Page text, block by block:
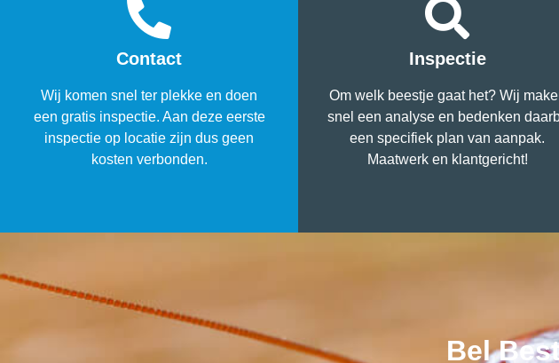
Contact
Wij komen snel ter plekke en doen
een gratis inspectie. Aan deze eerste
inspectie op locatie zijn dus geen
kosten verbonden.
Inspectie
Om welk beestje gaat het? Wij
snel een analyse en bedenken
een specifiek plan van aanpak.
Maatwerk en klantgericht!
Bel